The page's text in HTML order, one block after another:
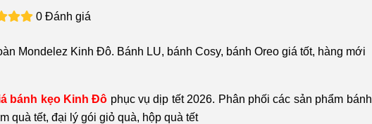
0 Đánh giá
Mondelez Kinh Đô. Bánh LU, bánh Cosy, bánh Oreo giá tốt, hàng mới
bánh kẹo Kinh Đô phục vụ dịp tết 2026. Phân phối các sản phẩm bánh
quà tết, đại lý gói giỏ quà, hộp quà tết